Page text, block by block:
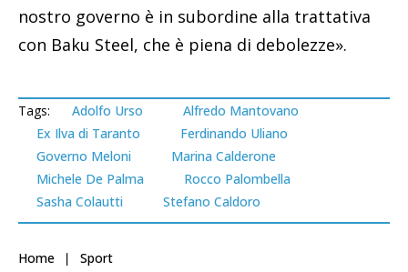
nostro governo è in subordine alla trattativa
con Baku Steel, che è piena di debolezze».
Tags: Adolfo Urso
Alfredo Mantovano
Ex Ilva di Taranto
Ferdinando Uliano
Governo Meloni
Marina Calderone
Michele De Palma
Rocco Palombella
Sasha Colautti
Stefano Caldoro
Home Sport